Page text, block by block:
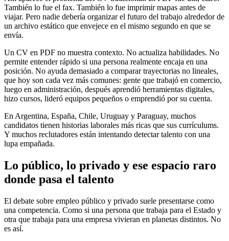
También lo fue el fax. También lo fue imprimir mapas antes de
viajar. Pero nadie debería organizar el futuro del trabajo alrededor de
un archivo estático que envejece en el mismo segundo en que se
envía.
Un CV en PDF no muestra contexto. No actualiza habilidades. No
permite entender rápido si una persona realmente encaja en una
posición. No ayuda demasiado a comparar trayectorias no lineales,
que hoy son cada vez más comunes: gente que trabajó en comercio,
luego en administración, después aprendió herramientas digitales,
hizo cursos, lideró equipos pequeños o emprendió por su cuenta.
En Argentina, España, Chile, Uruguay y Paraguay, muchos
candidatos tienen historias laborales más ricas que sus currículums.
Y muchos reclutadores están intentando detectar talento con una
lupa empañada.
Lo público, lo privado y ese espacio raro
donde pasa el talento
El debate sobre empleo público y privado suele presentarse como
una competencia. Como si una persona que trabaja para el Estado y
otra que trabaja para una empresa vivieran en planetas distintos. No
es así.